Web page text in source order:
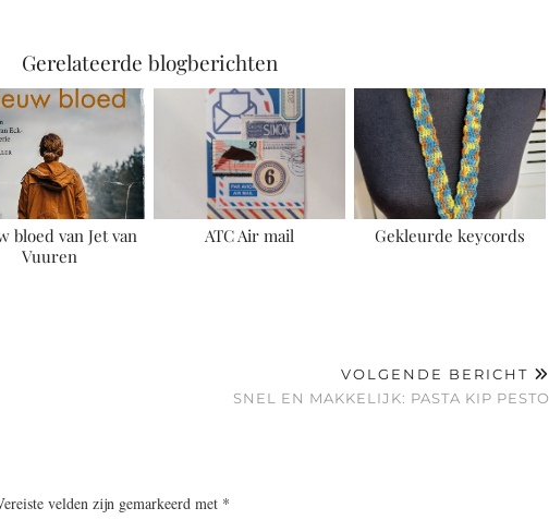
Gerelateerde blogberichten
bloed van Jet van
Vuuren
ATC Air mail Gekleurde keycords
VOLGENDE BERICHT
SNEL EN MAKKELIJK: PASTA KIP PESTO
velden zijn gemarkeerd met *